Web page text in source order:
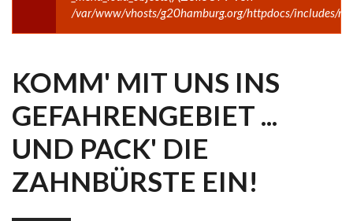
/var/www/vhosts/g20hamburg.org/httpdocs/includes/
KOMM' MIT UNS INS
GEFAHRENGEBIET ...
UND PACK' DIE
ZAHNBÜRSTE EIN!